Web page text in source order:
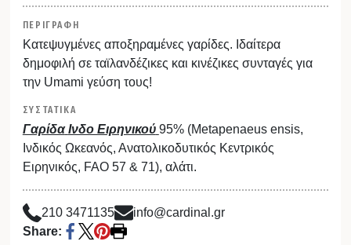
ΠΕΡΙΓΡΑΦΗ
Κατεψυγμένες αποξηραμένες γαρίδες. Ιδαίτερα
δημοφιλή σε ταϊλανδέζικες και κινέζικες συνταγές για
την Umami γεύση τους!
ΣΥΣΤΑΤΙΚΑ
Γαρίδα Ινδο Ειρηνικού 95% (Metapenaeus ensis,
Ινδικός Ωκεανός, Ανατολικοδυτικός Κεντρικός
Ειρηνικός, FAO 57 & 71), αλάτι.
210 3471135
info@cardinal.gr
Share: